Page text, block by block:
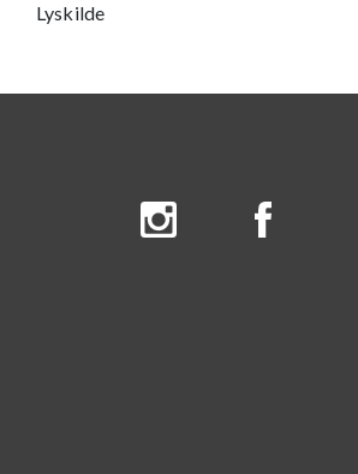
Lyskilde